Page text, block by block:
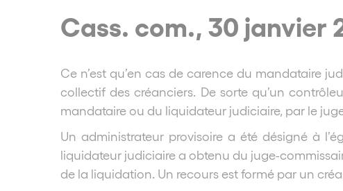
Cass. com., 30 janvier
Ce n’est qu’en cas de carence du mandataire
collectif des créanciers. De sorte qu’un
mandataire ou du liquidateur judiciaire, par le
Un administrateur provisoire a été désigné à
liquidateur judiciaire a obtenu du juge-
de la liquidation. Un recours est formé par un